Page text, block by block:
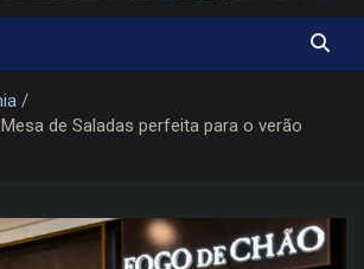
de Saladas perfeita para o verão